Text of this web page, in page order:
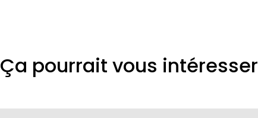
Ça pourrait vous intéresser